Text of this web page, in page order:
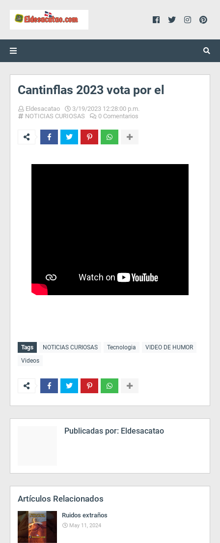
Cantinflas 2023 vota por el
Eldesacatao
3/19/2023 12:28:00 p.m.
NOTICIAS CURIOSAS
0 Comentarios
Tags NOTICIAS CURIOSAS Tecnologia
VIDEO DE HUMOR
Videos
Publicadas por: Eldesacatao
Artículos Relacionados
Ruidos extraños
May 11, 2024